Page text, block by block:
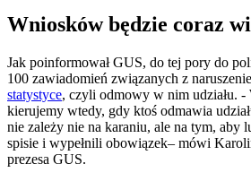
Wniosków będzie coraz
Jak poinformował GUS, do tej pory do
100 zawiadomień związanych z
statystyce, czyli odmowy w nim udziału.
kierujemy wtedy, gdy ktoś odmawia
nie zależy nie na karaniu, ale na tym, aby
spisie i wypełnili obowiązek– mówi
prezesa GUS.